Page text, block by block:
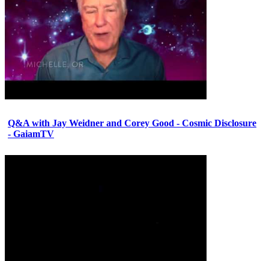
Q&A with Jay Weidner and Corey Good - Cosmic Disclosure
- GaiamTV